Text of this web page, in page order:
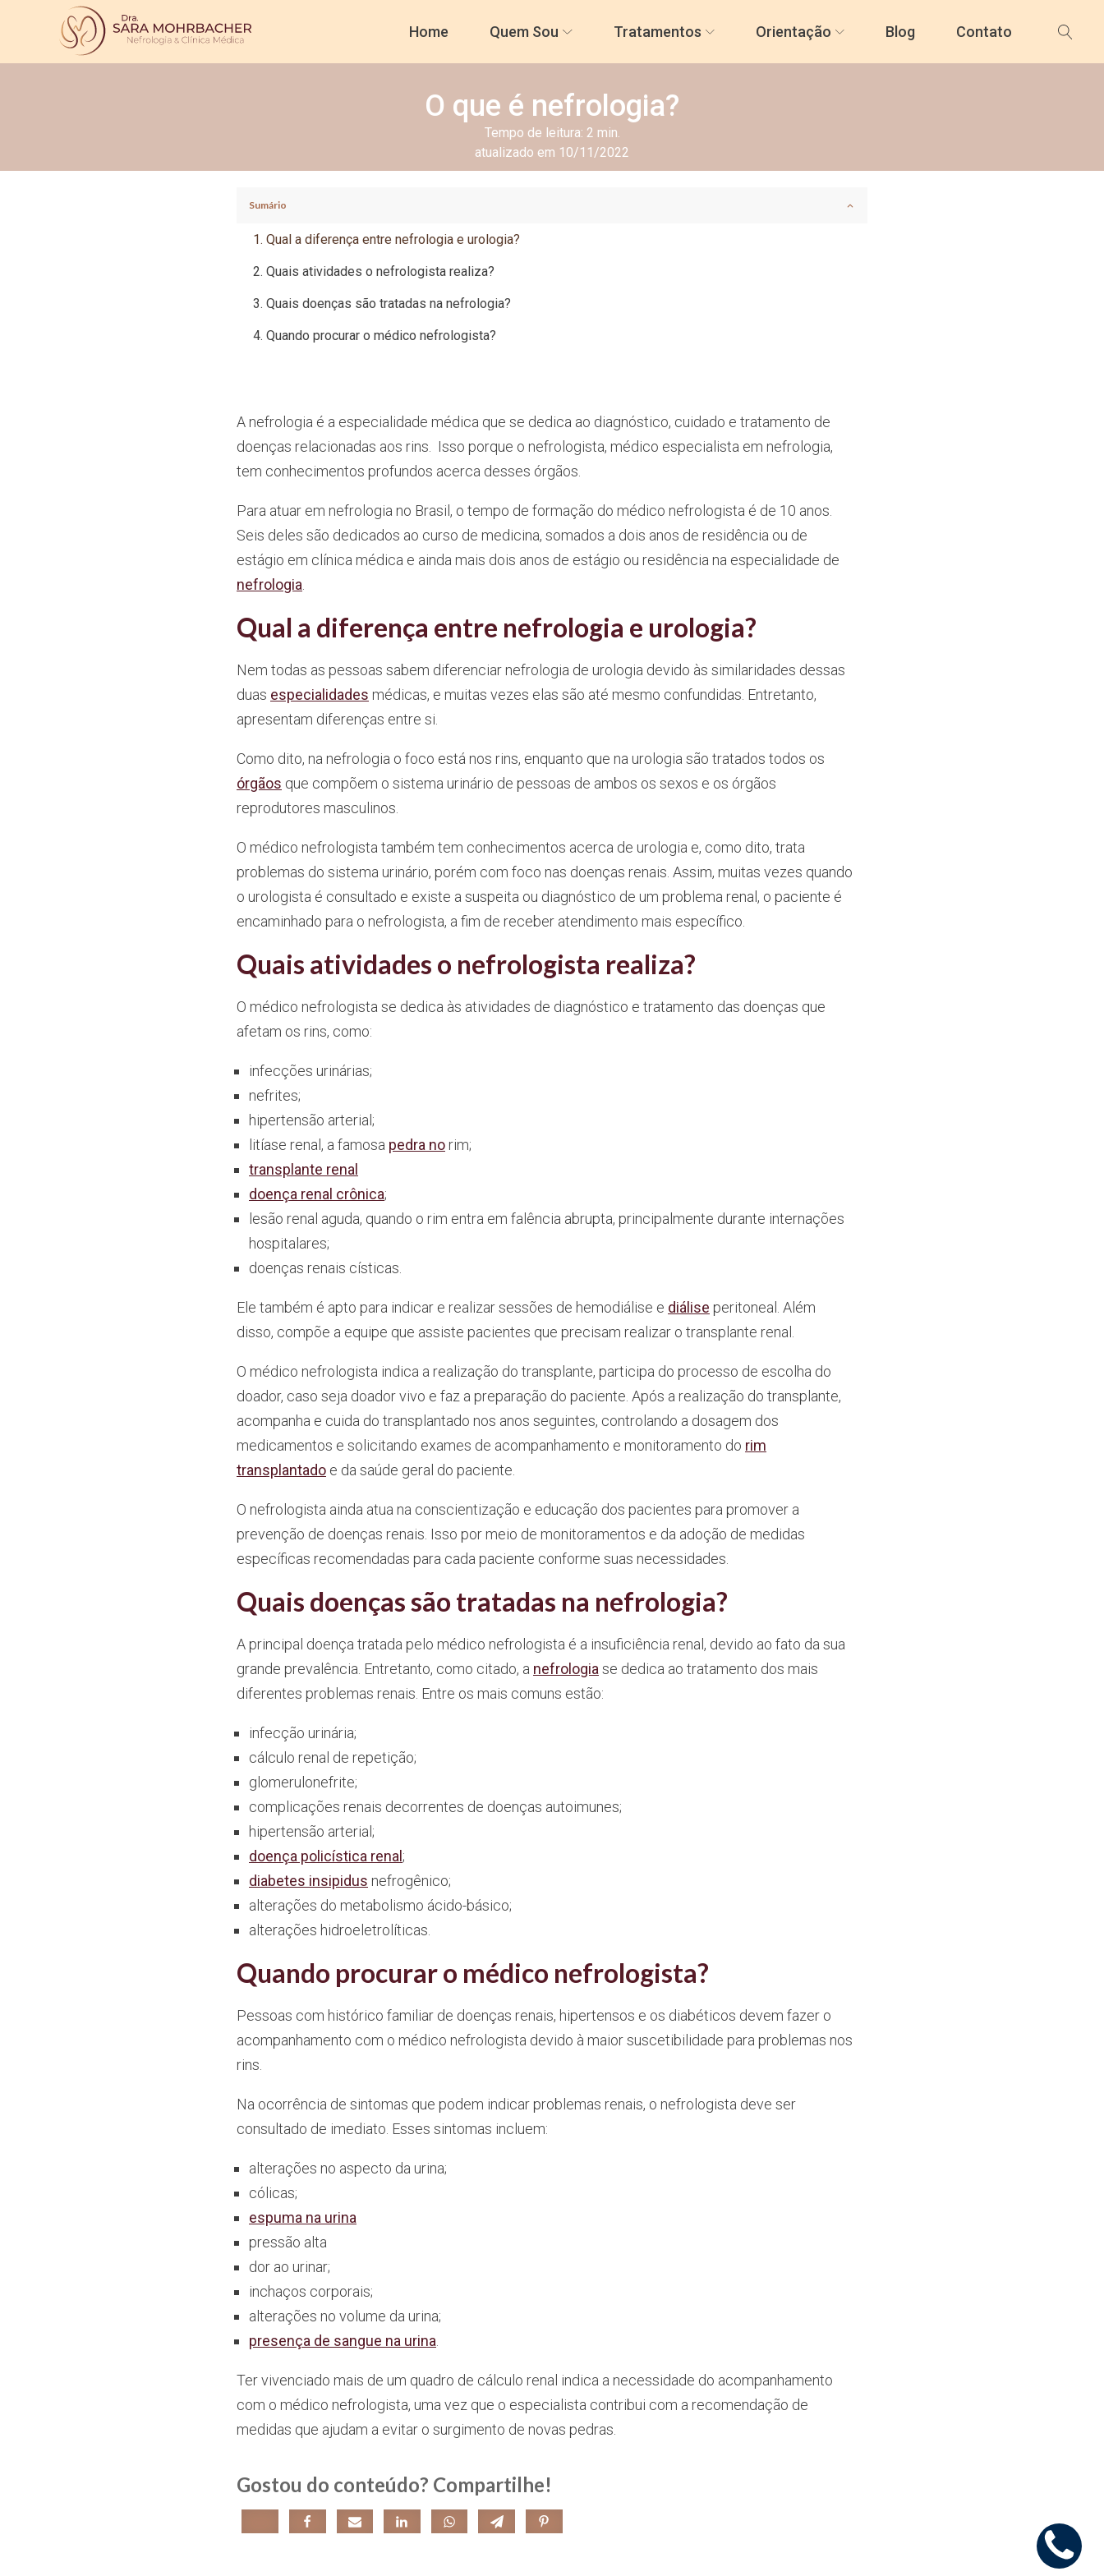
Home Quem Sou Tratamentos Orientação Blog Contato
O que é nefrologia?
Tempo de leitura: 2 min.
atualizado em 10/11/2022
Sumário
Qual a diferença entre nefrologia e urologia?
Quais atividades o nefrologista realiza?
Quais doenças são tratadas na nefrologia?
Quando procurar o médico nefrologista?
A nefrologia é a especialidade médica que se dedica ao diagnóstico, cuidado e tratamento de
doenças relacionadas aos rins. Isso porque o nefrologista, médico especialista em nefrologia,
tem conhecimentos profundos acerca desses órgãos.
Para atuar em nefrologia no Brasil, o tempo de formação do médico nefrologista é de 10 anos.
Seis deles são dedicados ao curso de medicina, somados a dois anos de residência ou de
estágio em clínica médica e ainda mais dois anos de estágio ou residência na especialidade de
nefrologia
Qual a diferença entre nefrologia e urologia?
Nem todas as pessoas sabem diferenciar nefrologia de urologia devido às similaridades dessas
duas especialidades médicas, e muitas vezes elas são até mesmo confundidas. Entretanto,
apresentam diferenças entre si.
Como dito, na nefrologia o foco está nos rins, enquanto que na urologia são tratados todos os
órgãos que compõem o sistema urinário de pessoas de ambos os sexos e os órgãos
reprodutores masculinos.
O médico nefrologista também tem conhecimentos acerca de urologia e, como dito, trata
problemas do sistema urinário, porém com foco nas doenças renais. Assim, muitas vezes quando
o urologista é consultado e existe a suspeita ou diagnóstico de um problema renal, o paciente é
encaminhado para o nefrologista, a fim de receber atendimento mais específico.
Quais atividades o nefrologista realiza?
O médico nefrologista se dedica às atividades de diagnóstico e tratamento das doenças que
afetam os rins, como:
infecções urinárias;
nefrites;
hipertensão arterial;
litíase renal, a famosa pedra no rim;
transplante renal
doença renal crônica;
lesão renal aguda, quando o rim entra em falência abrupta, principalmente durante internações
hospitalares;
doenças renais císticas.
Ele também é apto para indicar e realizar sessões de hemodiálise e diálise peritoneal. Além
disso, compõe a equipe que assiste pacientes que precisam realizar o transplante renal.
O médico nefrologista indica a realização do transplante, participa do processo de escolha do
doador, caso seja doador vivo e faz a preparação do paciente. Após a realização do transplante,
acompanha e cuida do transplantado nos anos seguintes, controlando a dosagem dos
medicamentos e solicitando exames de acompanhamento e monitoramento do rim
transplantado e da saúde geral do paciente.
O nefrologista ainda atua na conscientização e educação dos pacientes para promover a
prevenção de doenças renais. Isso por meio de monitoramentos e da adoção de medidas
específicas recomendadas para cada paciente conforme suas necessidades.
Quais doenças são tratadas na nefrologia?
A principal doença tratada pelo médico nefrologista é a insuficiência renal, devido ao fato da sua
grande prevalência. Entretanto, como citado, a nefrologia se dedica ao tratamento dos mais
diferentes problemas renais. Entre os mais comuns estão:
infecção urinária;
cálculo renal de repetição;
glomerulonefrite;
complicações renais decorrentes de doenças autoimunes;
hipertensão arterial;
doença policística renal ;
diabetes insipidus nefrogênico;
alterações do metabolismo ácido-básico;
alterações hidroeletrolíticas.
Quando procurar o médico nefrologista?
Pessoas com histórico familiar de doenças renais, hipertensos e os diabéticos devem fazer o
acompanhamento com o médico nefrologista devido à maior suscetibilidade para problemas nos
rins.
Na ocorrência de sintomas que podem indicar problemas renais, o nefrologista deve ser
consultado de imediato. Esses sintomas incluem:
alterações no aspecto da urina;
cólicas;
espuma na urina
pressão alta
dor ao urinar;
inchaços corporais;
alterações no volume da urina;
presença de sangue na urina
Ter vivenciado mais de um quadro de cálculo renal indica a necessidade do acompanhamento
com o médico nefrologista, uma vez que o especialista contribui com a recomendação de
medidas que ajudam a evitar o surgimento de novas pedras.
Gostou do conteúdo? Compartilhe!